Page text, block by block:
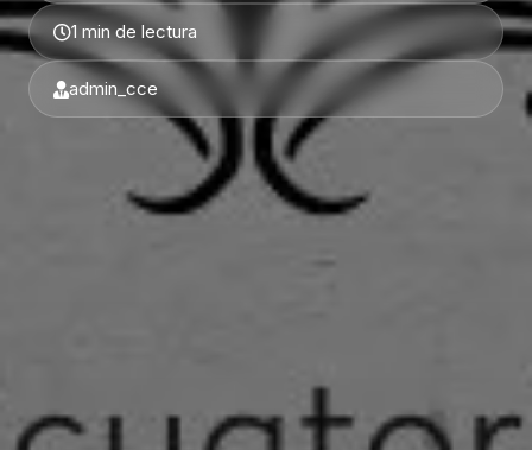
1 min de lectura
admin_cce